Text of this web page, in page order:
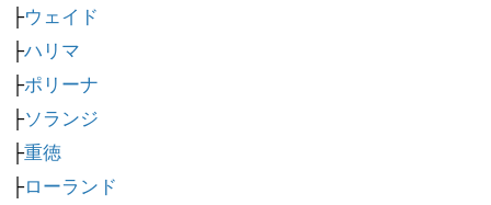
├ウェイド
├ハリマ
├ポリーナ
├ソランジ
├重徳
├ローランド